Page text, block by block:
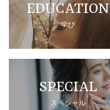
EDUCATION
学び
SPECIAL
スペシャル